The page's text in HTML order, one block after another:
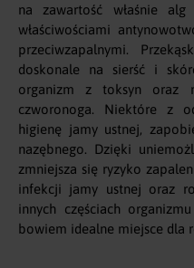
na zawartość właśnie
właściwościami
przeciwzapalnymi.
doskonale na sierść i
organizm z toksyn oraz
czworonoga. Niektóre z
higienę jamy ustnej,
nazębnego. Dzięki
zmniejsza się ryzyko
infekcji jamy ustnej oraz
innych częściach
bowiem idealne miejsce dla